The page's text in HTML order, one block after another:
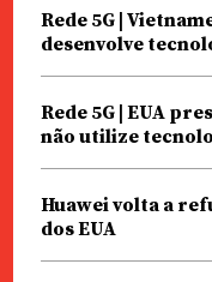
Rede 5G |
desenvolve
Rede 5G | EUA
não utilize
Huawei volta a
dos EUA